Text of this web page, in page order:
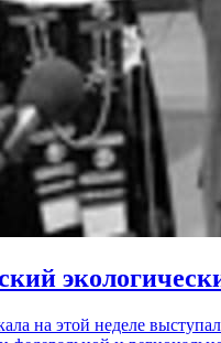
на этой неделе